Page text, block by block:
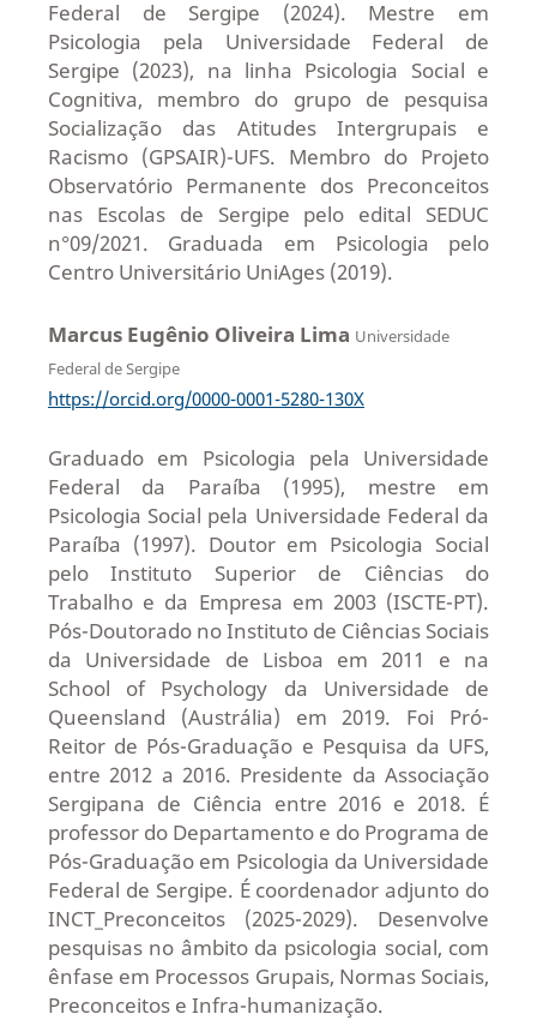
Federal de Sergipe (2024). Mestre em
Psicologia pela Universidade Federal de
Sergipe (2023), na linha Psicologia Social e
Cognitiva, membro do grupo de pesquisa
Socialização das Atitudes Intergrupais e
Racismo (GPSAIR)-UFS. Membro do Projeto
Observatório Permanente dos Preconceitos
nas Escolas de Sergipe pelo edital SEDUC
n°09/2021. Graduada em Psicologia pelo
Centro Universitário UniAges (2019).
Marcus Eugênio Oliveira Lima Universidade
Federal de Sergipe
https://orcid.org/0000-0001-5280-130X
Graduado em Psicologia pela Universidade
Federal da Paraíba (1995), mestre em
Psicologia Social pela Universidade Federal da
Paraíba (1997). Doutor em Psicologia Social
pelo Instituto Superior de Ciências do
Trabalho e da Empresa em 2003 (ISCTE-PT).
Pós-Doutorado no Instituto de Ciências Sociais
da Universidade de Lisboa em 2011 e na
School of Psychology da Universidade de
Queensland (Austrália) em 2019. Foi Pró-
Reitor de Pós-Graduação e Pesquisa da UFS,
entre 2012 a 2016. Presidente da Associação
Sergipana de Ciência entre 2016 e 2018. É
professor do Departamento e do Programa de
Pós-Graduação em Psicologia da Universidade
Federal de Sergipe. É coordenador adjunto do
INCT_Preconceitos (2025-2029). Desenvolve
pesquisas no âmbito da psicologia social, com
ênfase em Processos Grupais, Normas Sociais,
Preconceitos e Infra-humanização.